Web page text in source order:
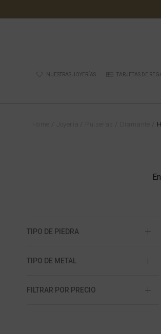
NUESTRAS JOYERÍAS TARJETAS DE
TIPO DE PIEDRA
TIPO DE METAL
FILTRAR POR PRECIO